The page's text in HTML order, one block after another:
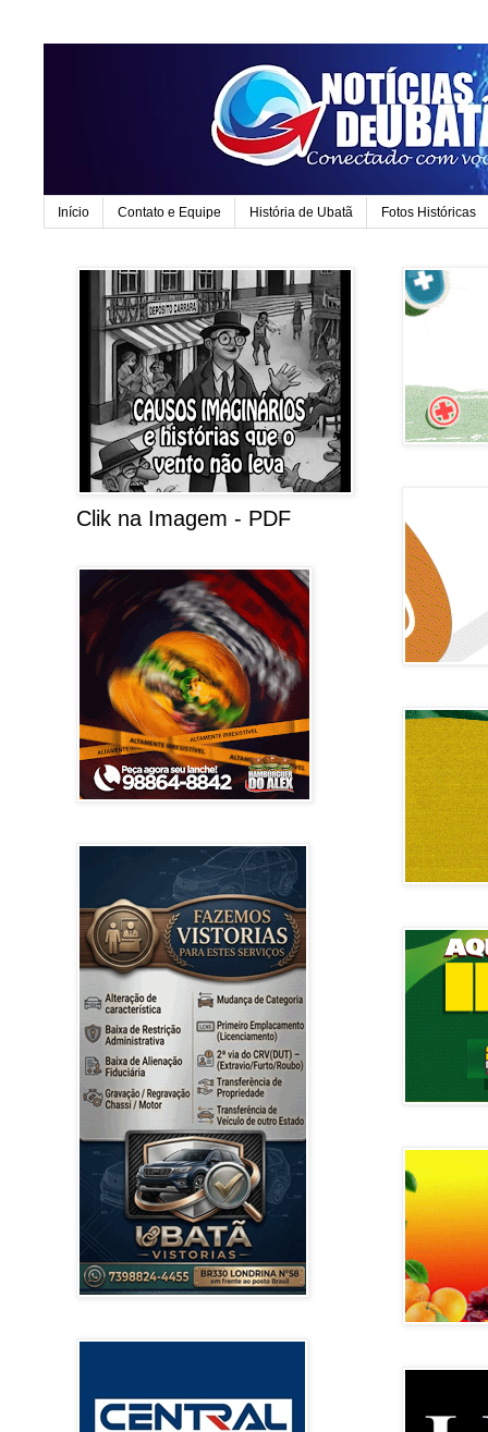
Início Contato e Equipe História de Ubatã Fotos Históricas
Clik na Imagem - PDF